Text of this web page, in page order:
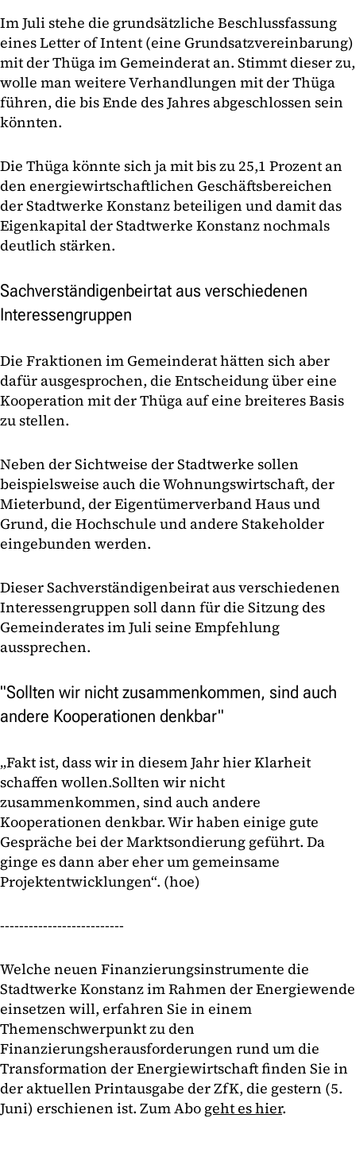
Im Juli stehe die grundsätzliche Beschlussfassung
eines Letter of Intent (eine Grundsatzvereinbarung)
mit der Thüga im Gemeinderat an. Stimmt dieser zu,
wolle man weitere Verhandlungen mit der Thüga
führen, die bis Ende des Jahres abgeschlossen sein
könnten.
Die Thüga könnte sich ja mit bis zu 25,1 Prozent an
den energiewirtschaftlichen Geschäftsbereichen
der Stadtwerke Konstanz beteiligen und damit das
Eigenkapital der Stadtwerke Konstanz nochmals
deutlich stärken.
Sachverständigenbeirtat aus verschiedenen
Interessengruppen
Die Fraktionen im Gemeinderat hätten sich aber
dafür ausgesprochen, die Entscheidung über eine
Kooperation mit der Thüga auf eine breiteres Basis
zu stellen.
Neben der Sichtweise der Stadtwerke sollen
beispielsweise auch die Wohnungswirtschaft, der
Mieterbund, der Eigentümerverband Haus und
Grund, die Hochschule und andere Stakeholder
eingebunden werden.
Dieser Sachverständigenbeirat aus verschiedenen
Interessengruppen soll dann für die Sitzung des
Gemeinderates im Juli seine Empfehlung
aussprechen.
"Sollten wir nicht zusammenkommen, sind auch
andere Kooperationen denkbar"
„Fakt ist, dass wir in diesem Jahr hier Klarheit
schaffen wollen.Sollten wir nicht
zusammenkommen, sind auch andere
Kooperationen denkbar. Wir haben einige gute
Gespräche bei der Marktsondierung geführt. Da
ginge es dann aber eher um gemeinsame
Projektentwicklungen“. (hoe)
--------------------------
Welche neuen Finanzierungsinstrumente die
Stadtwerke Konstanz im Rahmen der Energiewende
einsetzen will, erfahren Sie in einem
Themenschwerpunkt zu den
Finanzierungsherausforderungen rund um die
Transformation der Energiewirtschaft finden Sie in
der aktuellen Printausgabe der ZfK, die gestern (5.
Juni) erschienen ist. Zum Abo geht es hier.